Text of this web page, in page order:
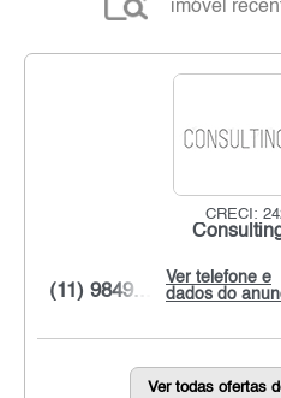
imóvel
CRECI:
Ver telefone e
dados do
(11) 9849...
Ver todas ofertas